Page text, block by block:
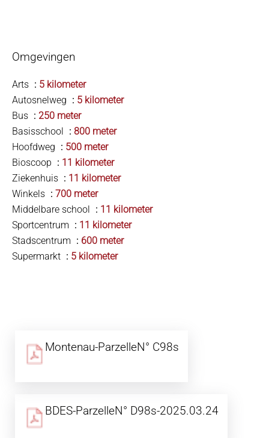
Omgevingen
Arts
5 kilometer
Autosnelweg
5 kilometer
Bus
250 meter
Basisschool
800 meter
Hoofdweg
500 meter
Bioscoop
11 kilometer
Ziekenhuis
11 kilometer
Winkels
700 meter
Middelbare school
11 kilometer
Sportcentrum
11 kilometer
Stadscentrum
600 meter
Supermarkt
5 kilometer
Montenau-ParzelleN° C98s
BDES-ParzelleN° D98s-2025.03.24